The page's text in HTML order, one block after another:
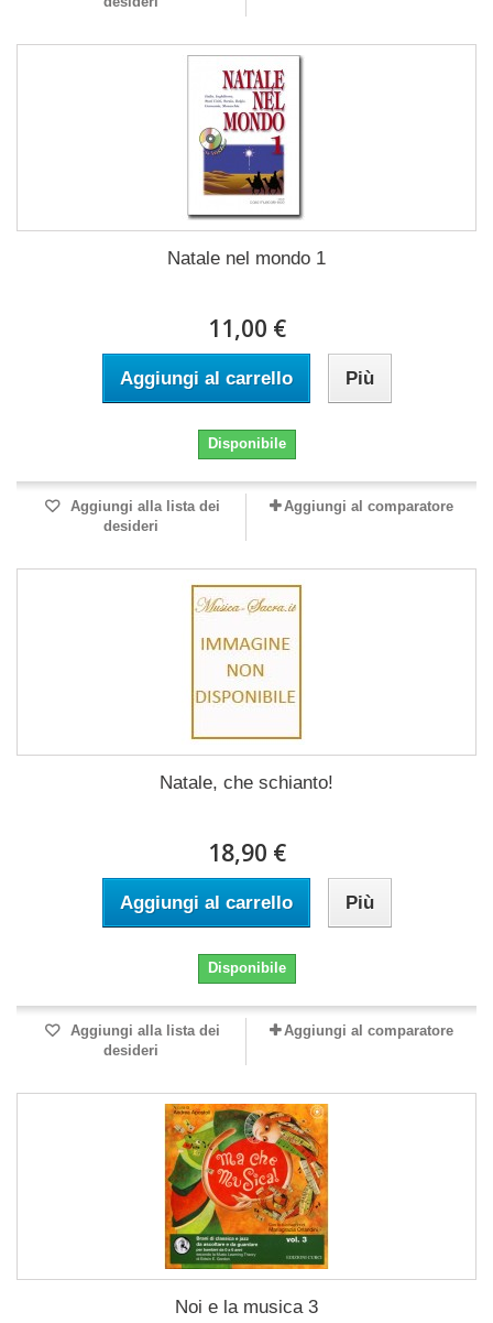
Natale nel mondo 1
11,00 €
Aggiungi al carrello Più
Disponibile
Aggiungi alla lista dei
desideri
Aggiungi al comparatore
Natale, che schianto!
18,90 €
Aggiungi al carrello Più
Disponibile
Aggiungi alla lista dei
desideri
Aggiungi al comparatore
Noi e la musica 3